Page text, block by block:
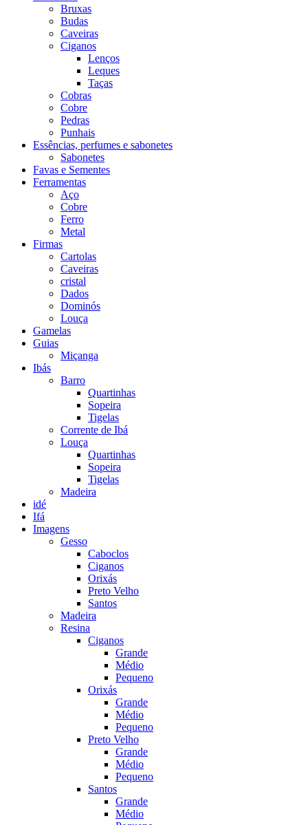
Bruxas
Budas
Caveiras
Ciganos
Lenços
Leques
Taças
Cobras
Cobre
Pedras
Punhais
Essências, perfumes e sabonetes
Sabonetes
Favas e Sementes
Ferramentas
Aço
Cobre
Ferro
Metal
Firmas
Cartolas
Caveiras
cristal
Dados
Dominós
Louça
Gamelas
Guias
Miçanga
Ibás
Barro
Quartinhas
Sopeira
Tigelas
Corrente de Ibá
Louça
Quartinhas
Sopeira
Tigelas
Madeira
idé
Ifá
Imagens
Gesso
Caboclos
Ciganos
Orixás
Preto Velho
Santos
Madeira
Resina
Ciganos
Grande
Médio
Pequeno
Orixás
Grande
Médio
Pequeno
Preto Velho
Grande
Médio
Pequeno
Santos
Grande
Médio